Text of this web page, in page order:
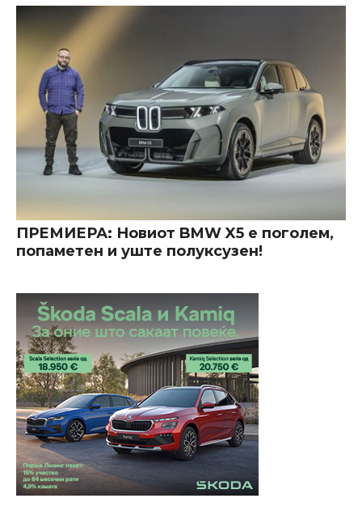
ПРЕМИЕРА: Новиот BMW X5 е поголем,
попаметен и уште полуксузен!